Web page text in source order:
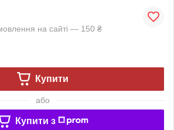
на сайті — 150 ₴
Купити
або
Купити з